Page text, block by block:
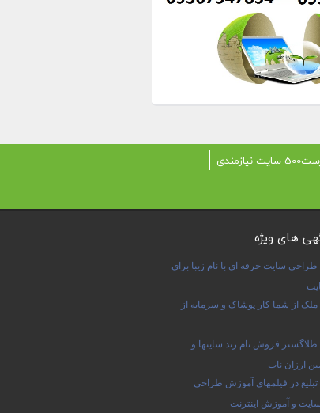
نیازمندی
های ویژه
طراحی سایت حرفه ای با نام زیبا برای
ملک از شما کار پوشاک و سرمایه از
طلاگستر فروش نام رند سایتها و
ارزان ناب
تبلیغ در فیلمهای آموزش طراحی
و آموزش اینترنت